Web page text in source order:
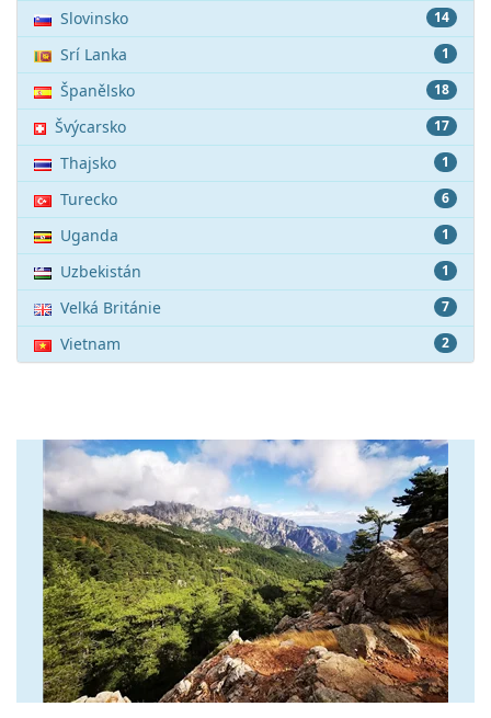
14
Slovinsko
1
Srí Lanka
18
Španělsko
17
Švýcarsko
1
Thajsko
6
Turecko
1
Uganda
1
Uzbekistán
7
Velká Británie
2
Vietnam